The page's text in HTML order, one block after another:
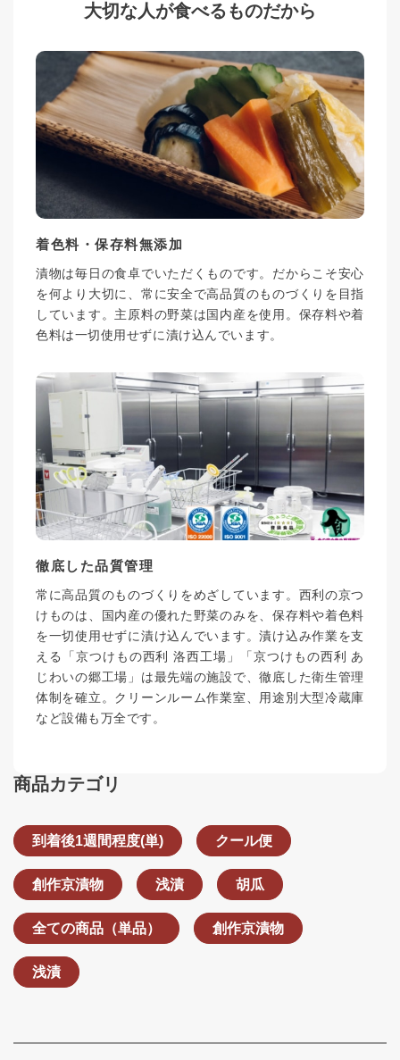
大切な人が食べるものだから
着色料・保存料無添加
漬物は毎日の食卓でいただくものです。だからこそ安心
を何より大切に、常に安全で高品質のものづくりを目指
しています。主原料の野菜は国内産を使用。保存料や着
色料は一切使用せずに漬け込んでいます。
徹底した品質管理
常に高品質のものづくりをめざしています。西利の京つ
けものは、国内産の優れた野菜のみを、保存料や着色料
を一切使用せずに漬け込んでいます。漬け込み作業を支
える「京つけもの西利 洛西工場」「京つけもの西利 あ
じわいの郷工場」は最先端の施設で、徹底した衛生管理
体制を確立。クリーンルーム作業室、用途別大型冷蔵庫
など設備も万全です。
商品カテゴリ
到着後1週間程度(単) クール便
創作京漬物 浅漬 胡瓜
全ての商品（単品） 創作京漬物
浅漬